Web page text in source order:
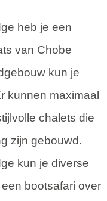
heb je een
van Chobe
kun je
kunnen maximaal
chalets die
zijn gebouwd.
kun je diverse
bootsafari over